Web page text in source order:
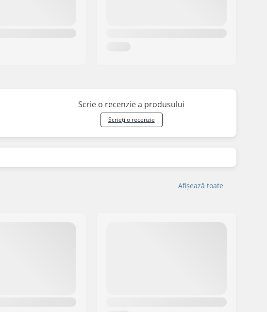
Scrie o recenzie a produsului
Scrieți o recenzie
Afișează toate